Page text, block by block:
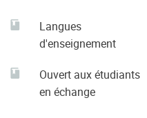
Langues
d'enseignement
Ouvert aux étudiants
en échange